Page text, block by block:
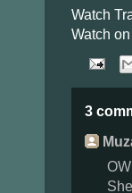
Watch
Watch
3